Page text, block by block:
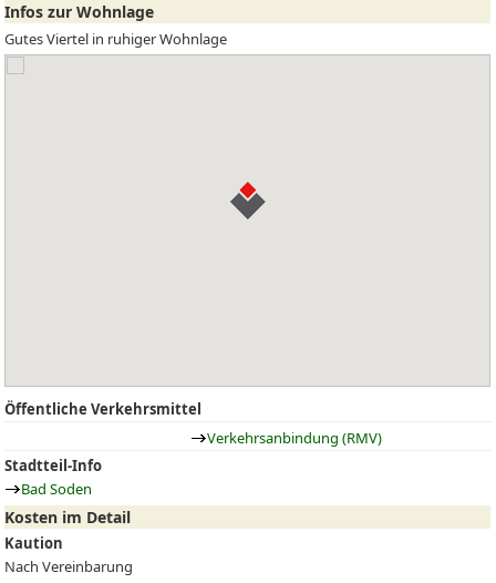
Infos zur Wohnlage
Gutes Viertel in ruhiger Wohnlage
Öffentliche Verkehrsmittel
Verkehrsanbindung (RMV)
Stadtteil-Info
Bad Soden
Kosten im Detail
Kaution
Nach Vereinbarung